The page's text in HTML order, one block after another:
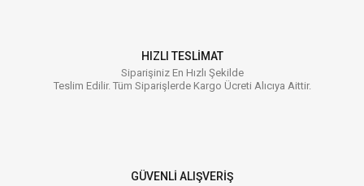
HIZLI TESLİMAT
Siparişiniz En Hızlı Şekilde
Teslim Edilir. Tüm Siparişlerde Kargo Ücreti Alıcıya Aittir.
GÜVENLİ ALIŞVERİŞ